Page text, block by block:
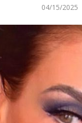
04/15/2025